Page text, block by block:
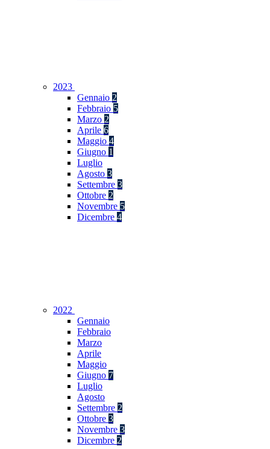
2023
Gennaio 2
Febbraio 5
Marzo 2
Aprile 6
Maggio 4
Giugno 1
Luglio
Agosto 3
Settembre 3
Ottobre 2
Novembre 5
Dicembre 4
2022
Gennaio
Febbraio
Marzo
Aprile
Maggio
Giugno 7
Luglio
Agosto
Settembre 2
Ottobre 3
Novembre 3
Dicembre 2